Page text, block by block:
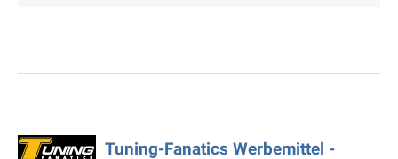
Tuning-Fanatics Werbemittel -